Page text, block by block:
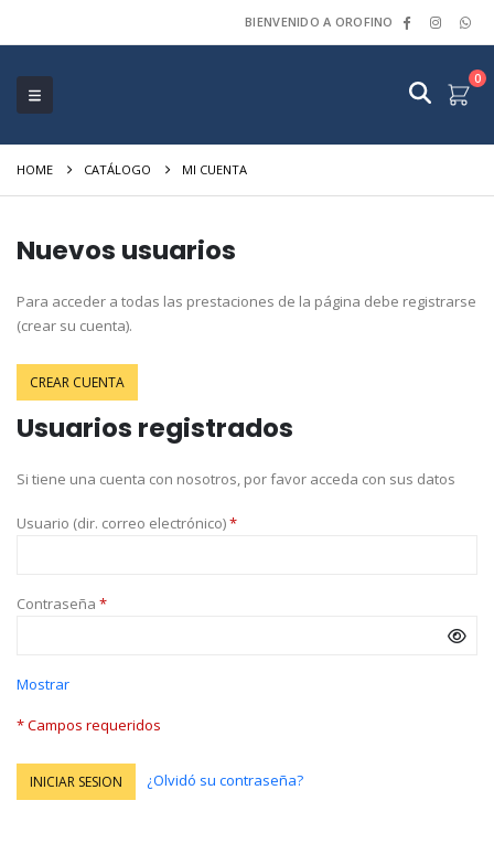
BIENVENIDO A OROFINO
0
HOME CATÁLOGO MI CUENTA
Nuevos usuarios
Para acceder a todas las prestaciones de la página debe registrarse
(crear su cuenta).
CREAR CUENTA
Usuarios registrados
Si tiene una cuenta con nosotros, por favor acceda con sus datos
Usuario (dir. correo electrónico)*
Contraseña *
Mostrar
* Campos requeridos
INICIAR SESION ¿Olvidó su contraseña?